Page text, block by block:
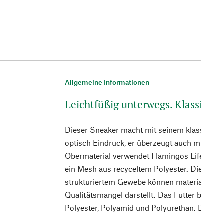
Allgemeine Informationen
Leichtfüßig unterwegs.
Dieser Sneaker macht mit seinem
optisch Eindruck, er überzeugt auch
Obermaterial verwendet Flamingos
ein Mesh aus recyceltem Polyester.
strukturiertem Gewebe können
Qualitätsmangel darstellt. Das Futter
Polyester, Polyamid und Polyurethan.